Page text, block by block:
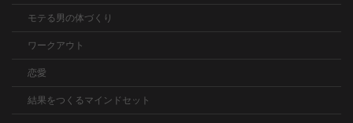
モテる男の体づくり
ワークアウト
恋愛
結果をつくるマインドセット